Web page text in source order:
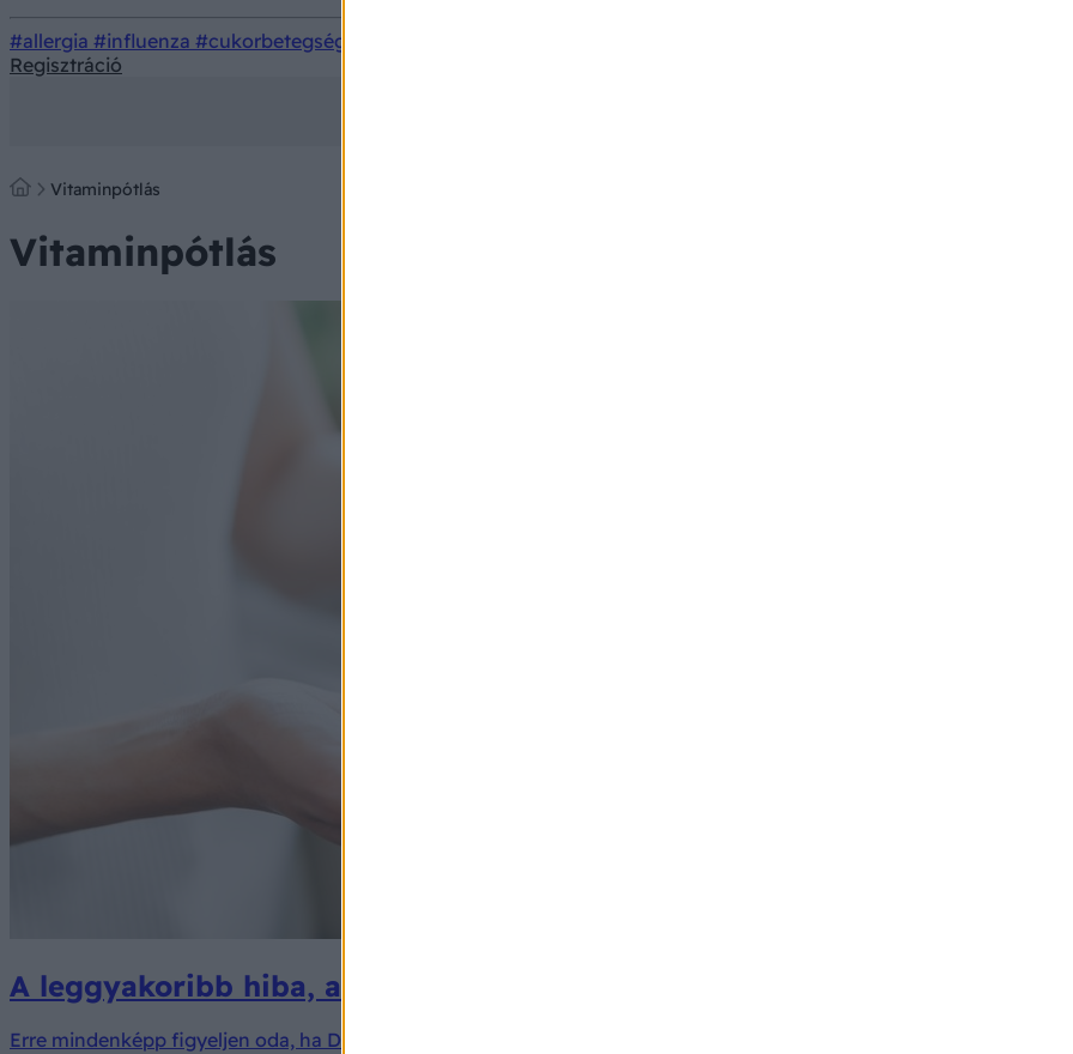
#allergia #influenza #cukorbetegség
Regisztráció
Vitaminpótlás
Vitaminpótlás
A leggyakoribb hiba, amit sokan elkövetnek D-vitamin szedésekor
Erre mindenképp figyeljen oda, ha D-vitamint szed.